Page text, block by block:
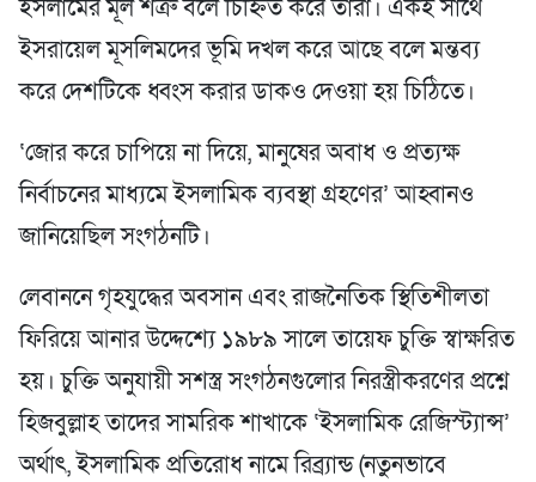
ইসলামের মূল শত্রু বলে চিহ্নিত করে তারা। একই সাথে
ইসরায়েল মূসলিমদের ভূমি দখল করে আছে বলে মন্তব্য
করে দেশটিকে ধ্বংস করার ডাকও দেওয়া হয় চিঠিতে।
‘জোর করে চাপিয়ে না দিয়ে, মানুষের অবাধ ও প্রত্যক্ষ
নির্বাচনের মাধ্যমে ইসলামিক ব্যবস্থা গ্রহণের’ আহ্বানও
জানিয়েছিল সংগঠনটি।
লেবাননে গৃহযুদ্ধের অবসান এবং রাজনৈতিক স্থিতিশীলতা
ফিরিয়ে আনার উদ্দেশ্যে ১৯৮৯ সালে তায়েফ চুক্তি স্বাক্ষরিত
হয়। চুক্তি অনুযায়ী সশস্ত্র সংগঠনগুলোর নিরস্ত্রীকরণের প্রশ্নে
হিজবুল্লাহ তাদের সামরিক শাখাকে ‘ইসলামিক রেজিস্ট্যান্স’
অর্থাৎ, ইসলামিক প্রতিরোধ নামে রিব্র্যান্ড (নতুনভাবে